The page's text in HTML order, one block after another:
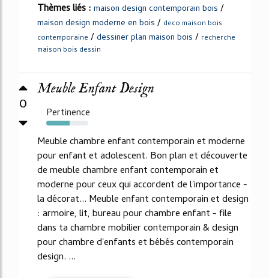
Thèmes liés : maison design contemporain bois /
maison design moderne en bois / deco maison bois
contemporaine /dessiner plan maison bois / recherche
maison bois dessin
0
Meuble Enfant Design
Pertinence
55%
Meuble chambre enfant contemporain et moderne
pour enfant et adolescent. Bon plan et découverte
de meuble chambre enfant contemporain et
moderne pour ceux qui accordent de l'importance -
la décorat... Meuble enfant contemporain et design
: armoire, lit, bureau pour chambre enfant - file
dans ta chambre mobilier contemporain & design
pour chambre d'enfants et bébés contemporain
design. ...